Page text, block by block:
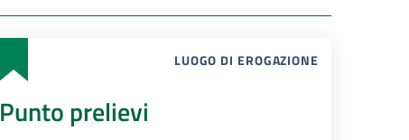
LUOGO DI EROGAZIONE
Punto prelievi